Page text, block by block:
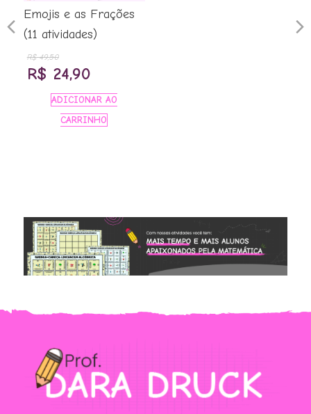
Emojis e as Frações
(11 atividades)
R$49,50
O
preço
original
R$ 24,90O
preço
atual
ADICIONAR AO
CARRINHO
Previous
Slide